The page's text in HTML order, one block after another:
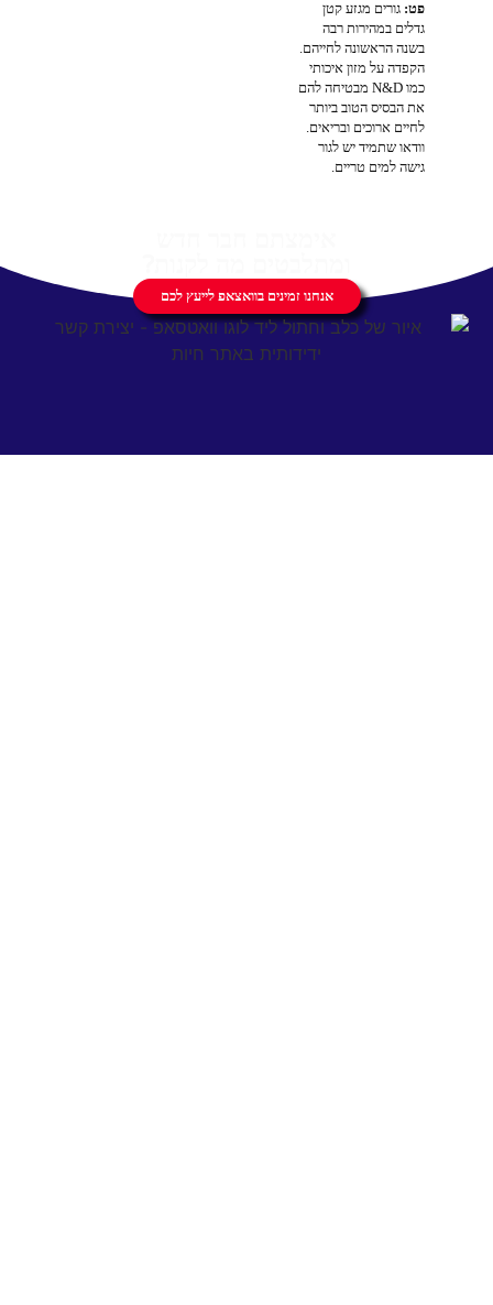
פט: גורים מגזע קטן
גדלים במהירות רבה
בשנה הראשונה לחייהם.
הקפדה על מזון איכותי
כמו N&D מבטיחה להם
את הבסיס הטוב ביותר
לחיים ארוכים ובריאים.
וודאו שתמיד יש לגור
גישה למים טריים.
אנחנו זמינים בוואצאפ לייעץ לכם